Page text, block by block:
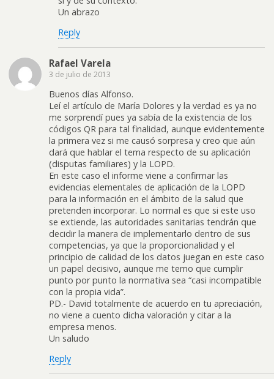
Un abrazo
Reply
Rafael Varela
3 de julio de 2013
Buenos días Alfonso.
Leí el artículo de María Dolores y la verdad es ya no
me sorprendí pues ya sabía de la existencia de los
códigos QR para tal finalidad, aunque evidentemente
la primera vez si me causó sorpresa y creo que aún
dará que hablar el tema respecto de su aplicación
(disputas familiares) y la LOPD.
En este caso el informe viene a confirmar las
evidencias elementales de aplicación de la LOPD
para la información en el ámbito de la salud que
pretenden incorporar. Lo normal es que si este uso
se extiende, las autoridades sanitarias tendrán que
decidir la manera de implementarlo dentro de sus
competencias, ya que la proporcionalidad y el
principio de calidad de los datos juegan en este caso
un papel decisivo, aunque me temo que cumplir
punto por punto la normativa sea “casi incompatible
con la propia vida”.
PD.- David totalmente de acuerdo en tu apreciación,
no viene a cuento dicha valoración y citar a la
empresa menos.
Un saludo
Reply